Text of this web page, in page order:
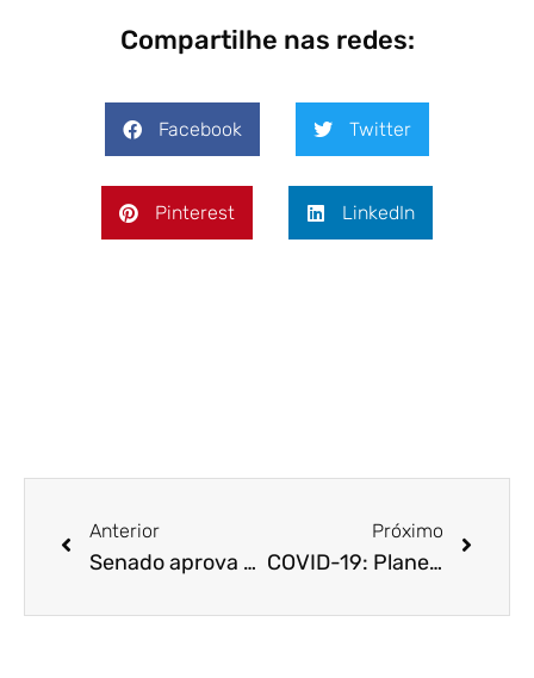
Compartilhe nas redes:
Facebook Twitter
Pinterest LinkedIn
Anterior
Senado aprova auxílio emergencial de R$ 600 a informais, intermitentes e MEIs
Próximo
COVID-19: Planejamento tributário pode ser um caminho para as empresas continuarem no mercado